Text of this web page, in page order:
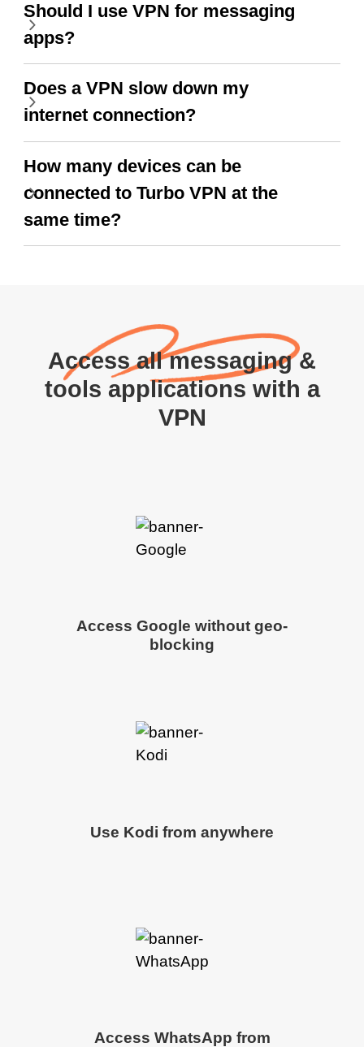
Should I use VPN for messaging
apps?
Does a VPN slow down my
internet connection?
How many devices can be
connected to Turbo VPN at the
same time?
Access all messaging &
tools applications with a
VPN
Access Google without geo-
blocking
Use Kodi from anywhere
Access WhatsApp from